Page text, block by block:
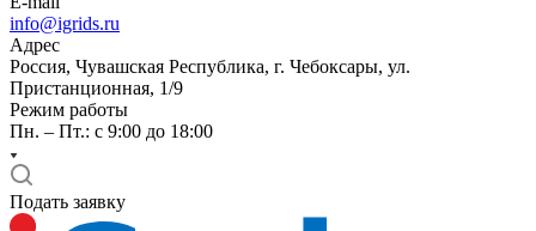
info@igrids.ru
Адрес
Россия, Чувашская Республика, г. Чебоксары, ул.
Пристанционная, 1/9
Режим работы
Пн. – Пт.: с 9:00 до 18:00
Подать заявку